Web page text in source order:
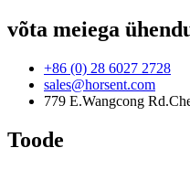
võta meiega
+86 (0) 28 6027 2728
sales@horsent.com
779 E.Wangcong
Toode